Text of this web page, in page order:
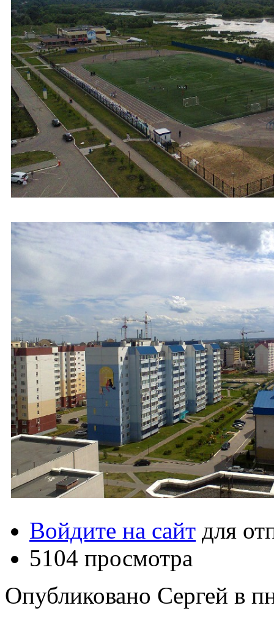
Войдите на сайт для
5104 просмотра
Опубликовано Сергей в